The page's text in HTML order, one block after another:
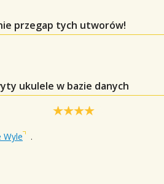
przegap tych utworów!
ukulele w bazie danych
Wyle .